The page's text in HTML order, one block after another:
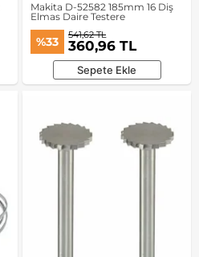
Makita D-52582 185mm 16 Diş
Elmas Daire Testere
%33 541,62 TL
360,96 TL
Sepete Ekle